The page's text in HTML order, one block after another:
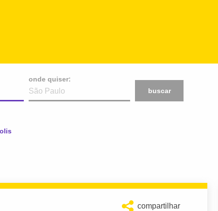
onde quiser:
buscar
compartilhar